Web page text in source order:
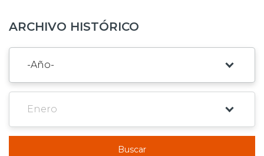
ARCHIVO HISTÓRICO
Buscar